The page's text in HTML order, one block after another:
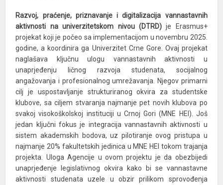
Razvoj, praćenje, priznavanje i digitalizacija vannastavnih
aktivnosti na univerzitetskom nivou (DTRD)je Erasmus+
projekat koji je počeo sa implementacijom u novembru 2025.
godine, a koordinira ga Univerzitet Crne Gore. Ovaj projekat
naglašava ključnu ulogu vannastavnih aktivnosti u
unaprjeđenju ličnog razvoja studenata, socijalnog
angažovanja i profesionalnog umrežavanja. Njegov primarni
cilj je uspostavljanje strukturiranog okvira za studentske
klubove, sa ciljem stvaranja najmanje pet novih klubova po
svakoj visokoškolskoj instituciji u Crnoj Gori (MNE HEI). Još
jedan ključni fokus je integracija vannastavnih aktivnosti u
sistem akademskih bodova, uz pilotiranje ovog pristupa u
najmanje 20% fakultetskih jedinica u MNE HEI tokom trajanja
projekta. Uloga Agencije u ovom projektu je da obezbijedi
unaprjeđenje legislativnog okvira kako bi se vannastavne
aktivnosti studenata uzele u obzir prilikom sprovođenja